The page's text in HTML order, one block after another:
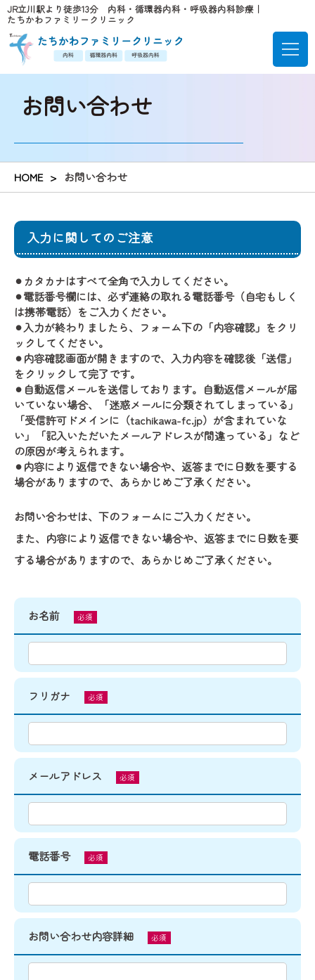
JR立川駅より徒歩13分 内科・循環器内科・呼吸器内科診療｜
たちかわファミリークリニック
お問い合わせ
HOME お問い合わせ
入力に関してのご注意
⚫︎カタカナはすべて全角で入力してください。
⚫︎電話番号欄には、必ず連絡の取れる電話番号（自宅もしく
は携帯電話）をご入力ください。
⚫︎入力が終わりましたら、フォーム下の「内容確認」をクリ
ックしてください。
⚫︎内容確認画面が開きますので、入力内容を確認後「送信」
をクリックして完了です。
⚫︎自動返信メールを送信しております。自動返信メールが届
いていない場合、「迷惑メールに分類されてしまっている」
「受信許可ドメインに（tachikawa-fc.jp）が含まれていな
い」「記入いただいたメールアドレスが間違っている」など
の原因が考えられます。
⚫︎内容により返信できない場合や、返答までに日数を要する
場合がありますので、あらかじめご了承ください。
お問い合わせは、下のフォームにご入力ください。
また、内容により返信できない場合や、返答までに日数を要
する場合がありますので、あらかじめご了承ください。
お名前 必須
フリガナ 必須
メールアドレス 必須
電話番号 必須
お問い合わせ内容詳細 必須